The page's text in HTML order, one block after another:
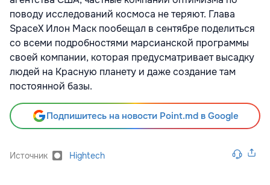
поводу исследований космоса не теряют. Глава
SpaceX Илон Маск пообещал в сентябре поделиться
со всеми подробностями марсианской программы
своей компании, которая предусматривает высадку
людей на Красную планету и даже создание там
постоянной базы.
Подпишитесь на новости Point.md в Google
Источник Hightech